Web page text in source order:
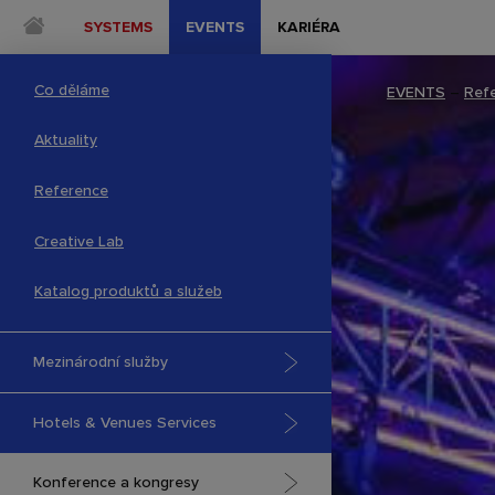
SYSTEMS EVENTS
Co děláme
Aktuality
Reference
Creative Lab
Katalog produktů a služeb
Mezinárodní služby
Hotels & Venues Services
Konference a kongresy
KARIÉRA
EVENTS –